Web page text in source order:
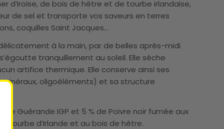
d’Iroise, de bois de hêtre et de tourbe irlandaise,
de sel et transporte vos saveurs en terres
coquilles Saint Jacques…
à la main, par de belles après-midi
tranquillement au soleil. Elle sèche
artifice thermique. Elle conserve ainsi ses
oligoéléments) et sa structure
de Guérande IGP et 5 % de Poivre noir fumée aux
tourbe d’Irlande et au bois de hêtre.